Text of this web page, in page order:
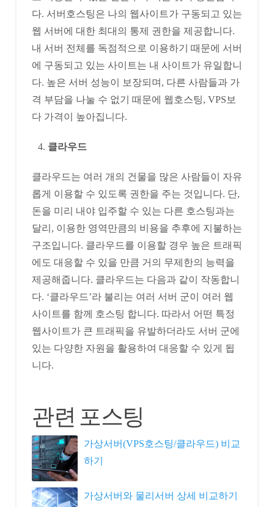
다. 서버호스팅은 나의 웹사이트가 구동되고 있는
웹 서버에 대한 최대의 통제 권한을 제공합니다.
내 서버 전체를 독점적으로 이용하기 때문에 서버
에 구동되고 있는 사이트는 내 사이트가 유일합니
다. 높은 서버 성능이 보장되며, 다른 사람들과 가
격 부담을 나눌 수 없기 때문에 웹호스팅, VPS보
다 가격이 높아집니다.
클라우드
클라우드는 여러 개의 건물을 많은 사람들이 자유
롭게 이용할 수 있도록 권한을 주는 것입니다. 단,
돈을 미리 내야 입주할 수 있는 다른 호스팅과는
달리, 이용한 영역만큼의 비용을 추후에 지불하는
구조입니다. 클라우드를 이용할 경우 높은 트래픽
에도 대응할 수 있을 만큼 거의 무제한의 능력을
제공해줍니다. 클라우드는 다음과 같이 작동합니
다. ‘클라우드’라 불리는 여러 서버 군이 여러 웹
사이트를 함께 호스팅 합니다. 따라서 어떤 특정
웹사이트가 큰 트래픽을 유발하더라도 서버 군에
있는 다양한 자원을 활용하여 대응할 수 있게 됩
니다.
관련 포스팅
가상서버(VPS호스팅/클라우드) 비교
하기
가상서버와 물리서버 상세 비교하기